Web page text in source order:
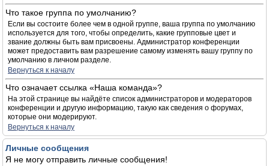
Что такое группа по умолчанию?
Если вы состоите более чем в одной группе, ваша группа по умолчанию
используется для того, чтобы определить, какие групповые цвет и
звание должны быть вам присвоены. Администратор конференции
может предоставить вам разрешение самому изменять вашу группу по
умолчанию в личном разделе.
Вернуться к началу
Что означает ссылка «Наша команда»?
На этой странице вы найдёте список администраторов и модераторов
конференции и другую информацию, такую как сведения о форумах,
которые они модерируют.
Вернуться к началу
Личные сообщения
Я не могу отправить личные сообщения!